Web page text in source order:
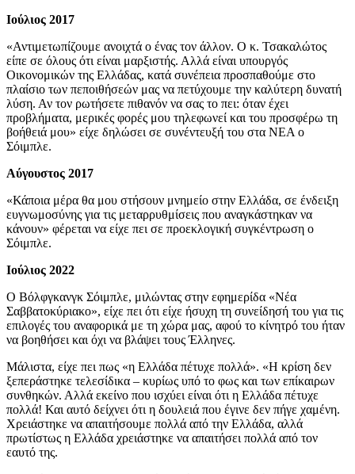
Ιούλιος 2017
«Αντιμετωπίζουμε ανοιχτά ο ένας τον άλλον. Ο κ. Τσακαλώτος
είπε σε όλους ότι είναι μαρξιστής. Αλλά είναι υπουργός
Οικονομικών της Ελλάδας, κατά συνέπεια προσπαθούμε στο
πλαίσιο των πεποιθήσεών μας να πετύχουμε την καλύτερη δυνατή
λύση. Αν τον ρωτήσετε πιθανόν να σας το πει: όταν έχει
προβλήματα, μερικές φορές μου τηλεφωνεί και του προσφέρω τη
βοήθειά μου» είχε δηλώσει σε συνέντευξή του στα ΝΕΑ ο
Σόιμπλε.
Αύγουστoς 2017
«Κάποια μέρα θα μου στήσουν μνημείο στην Ελλάδα, σε ένδειξη
ευγνωμοσύνης για τις μεταρρυθμίσεις που αναγκάστηκαν να
κάνουν» φέρεται να είχε πει σε προεκλογική συγκέντρωση ο
Σόιμπλε.
Ιούλιος 2022
Ο Βόλφγκανγκ Σόιμπλε, μιλώντας στην εφημερίδα «Νέα
Σαββατοκύριακο», είχε πει ότι είχε ήσυχη τη συνείδησή του για τις
επιλογές του αναφορικά με τη χώρα μας, αφού το κίνητρό του ήταν
να βοηθήσει και όχι να βλάψει τους Έλληνες.
Μάλιστα, είχε πει πως «η Ελλάδα πέτυχε πολλά». «Η κρίση δεν
ξεπεράστηκε τελεσίδικα – κυρίως υπό το φως και των επίκαιρων
συνθηκών. Αλλά εκείνο που ισχύει είναι ότι η Ελλάδα πέτυχε
πολλά! Και αυτό δείχνει ότι η δουλειά που έγινε δεν πήγε χαμένη.
Χρειάστηκε να απαιτήσουμε πολλά από την Ελλάδα, αλλά
πρωτίστως η Ελλάδα χρειάστηκε να απαιτήσει πολλά από τον
εαυτό της.